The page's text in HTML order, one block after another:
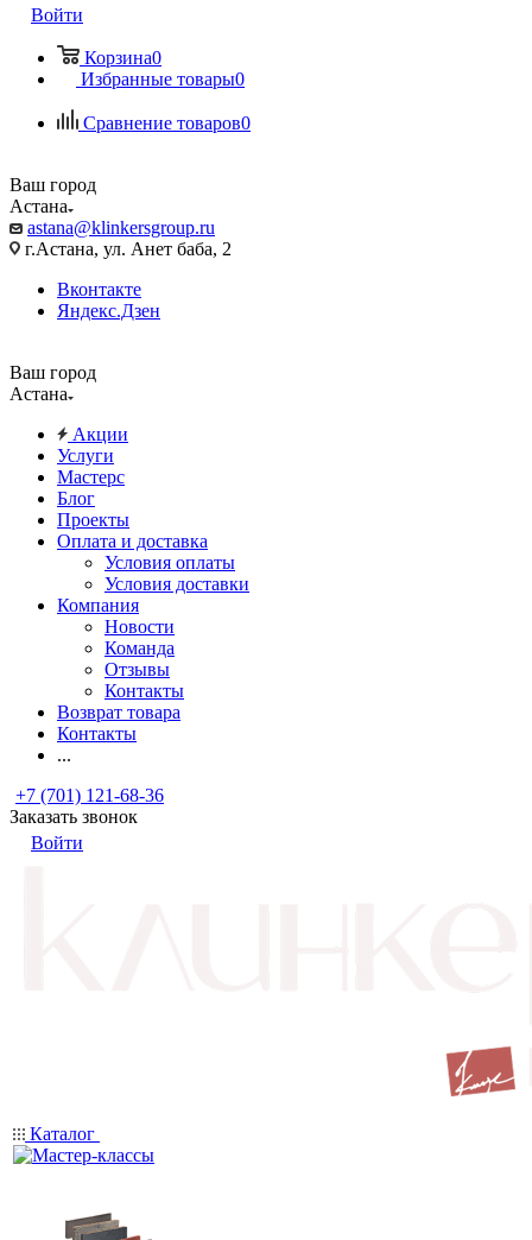
Войти
Корзина0
Избранные товары0
Сравнение товаров0
Ваш город
Астана
astana@klinkersgroup.ru
г.Астана, ул. Анет баба, 2
Вконтакте
Яндекс.Дзен
Ваш город
Астана
Акции
Услуги
Мастерс
Блог
Проекты
Оплата и доставка
Условия оплаты
Условия доставки
Компания
Новости
Команда
Отзывы
Контакты
Возврат товара
Контакты
...
+7 (701) 121-68-36
Заказать звонок
Войти
Каталог